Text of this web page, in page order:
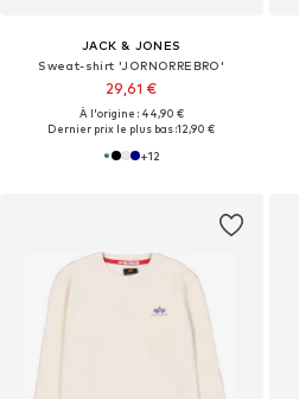
JACK & JONES
Sweat-shirt 'JORNORREBRO'
29,61 €
À l'origine : 44,90 €
Dernier prix le plus bas :12,90 €
+12